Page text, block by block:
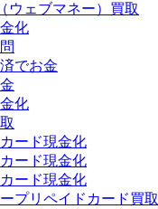
ウェブマネー）買取
化
でお金
化
ード現金化
ード現金化
ード現金化
プリペイドカード買取